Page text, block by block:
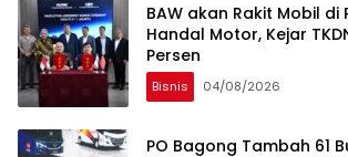
BAW akan Rakit Mobil di
Handal Motor, Kejar
Persen
Bisnis 04/08/2026
PO Bagong Tambah 61